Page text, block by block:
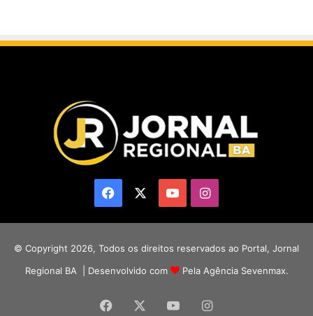
Facebook YouTubeInstagram
© Copyright 2026, Todos os direitos reservados ao Portal, Jornal
Regional BA | Desenvolvido com
Pela Agência Sevenmax.
Facebook YouTubeInstagram